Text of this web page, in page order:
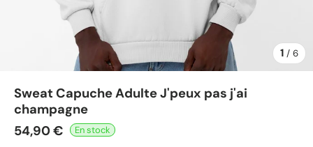
1 / de
6
Sweat Capuche Adulte J'peux pas j'ai
champagne
54,90 €